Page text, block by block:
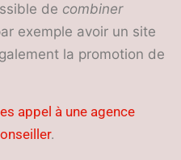
de combiner
exemple avoir un site
la promotion de
appel à une agence
.